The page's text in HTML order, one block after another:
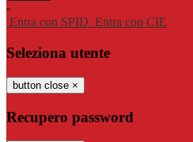
-
Entra con SPID Entra con CIE
Seleziona utente
button close ×
Recupero password